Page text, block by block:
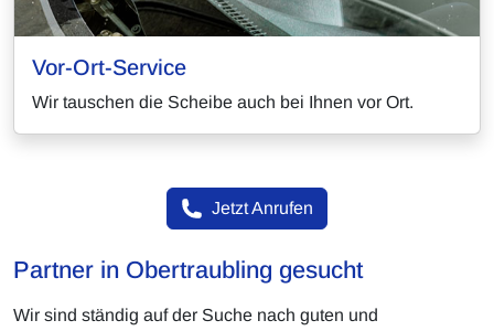
Vor-Ort-Service
Wir tauschen die Scheibe auch bei Ihnen vor Ort.
Jetzt Anrufen
Partner in Obertraubling gesucht
Wir sind ständig auf der Suche nach guten und